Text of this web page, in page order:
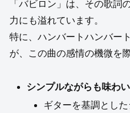
「バビロン」は、その歌詞
力にも溢れています。
特に、ハンバートハンバー
が、この曲の感情の機微を
シンプルながらも味わ
ギターを基調とし